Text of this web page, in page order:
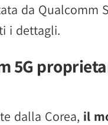
da Qualcomm
i dettagli.
5G
dalla Corea, il